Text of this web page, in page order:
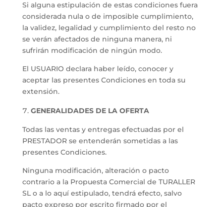
Si alguna estipulación de estas condiciones fuera
considerada nula o de imposible cumplimiento,
la validez, legalidad y cumplimiento del resto no
se verán afectados de ninguna manera, ni
sufrirán modificación de ningún modo.
El USUARIO declara haber leído, conocer y
aceptar las presentes Condiciones en toda su
extensión.
GENERALIDADES DE LA OFERTA
Todas las ventas y entregas efectuadas por el
PRESTADOR se entenderán sometidas a las
presentes Condiciones.
Ninguna modificación, alteración o pacto
contrario a la Propuesta Comercial de TURALLER
SL o a lo aquí estipulado, tendrá efecto, salvo
pacto expreso por escrito firmado por el